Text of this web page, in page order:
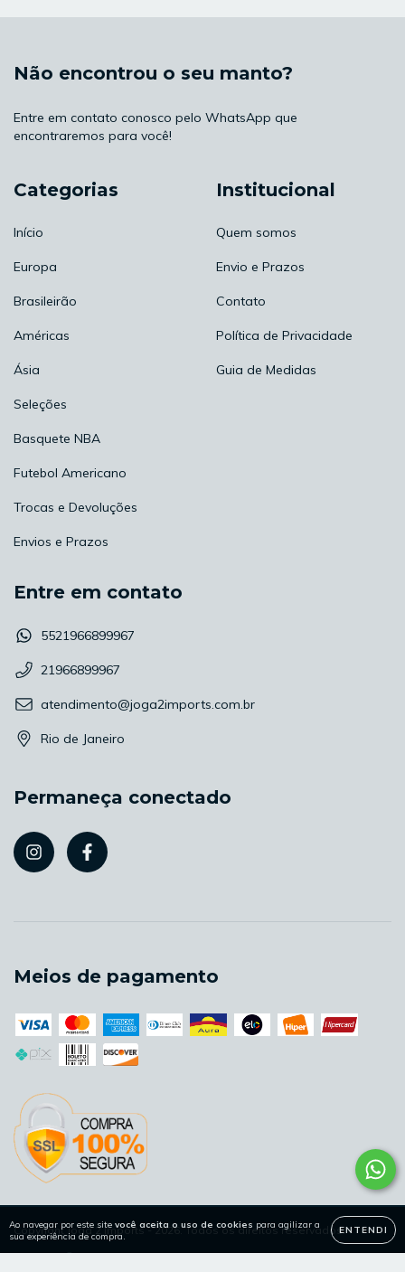
Ao navegar por este site você aceita o uso de cookies para agilizar a
sua experiência de compra.
ENTENDI
Não encontrou o seu manto?
Entre em contato conosco pelo WhatsApp que
encontraremos para você!
Categorias
Início
Europa
Brasileirão
Américas
Ásia
Seleções
Basquete NBA
Futebol Americano
Trocas e Devoluções
Envios e Prazos
Institucional
Quem somos
Envio e Prazos
Contato
Política de Privacidade
Guia de Medidas
Entre em contato
5521966899967
21966899967
atendimento@joga2imports.com.br
Rio de Janeiro
Permaneça conectado
Meios de pagamento
Copyright Joga 2 Imports - 2026. Todos os direitos reservados.